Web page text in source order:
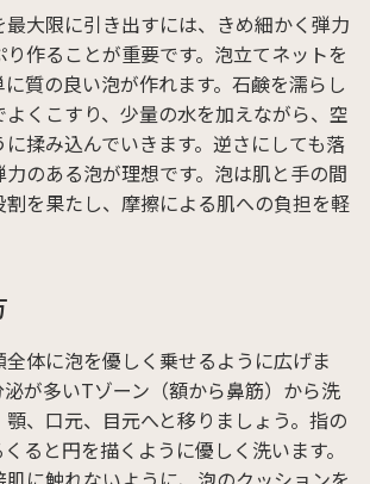
大限に引き出すには、きめ細かく弾力
作ることが重要です。泡立てネットを
質の良い泡が作れます。石鹸を濡らし
くこすり、少量の水を加えながら、空
揉み込んでいきます。逆さにしても落
のある泡が理想です。泡は肌と手の間
を果たし、摩擦による肌への負担を軽
体に泡を優しく乗せるように広げま
が多いTゾーン（額から鼻筋）から洗
、口元、目元へと移りましょう。指の
ると円を描くように優しく洗います。